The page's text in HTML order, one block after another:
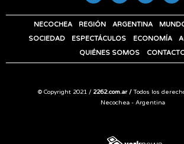
NECOCHEA REGIÓN ARGENTINA
SOCIEDAD
ESPECTÁCULOS ECONOMÍA
QUIÉNES SOMOS
© Copyright 2021 / 2262.com.ar /Todos los
Necochea - Argentina